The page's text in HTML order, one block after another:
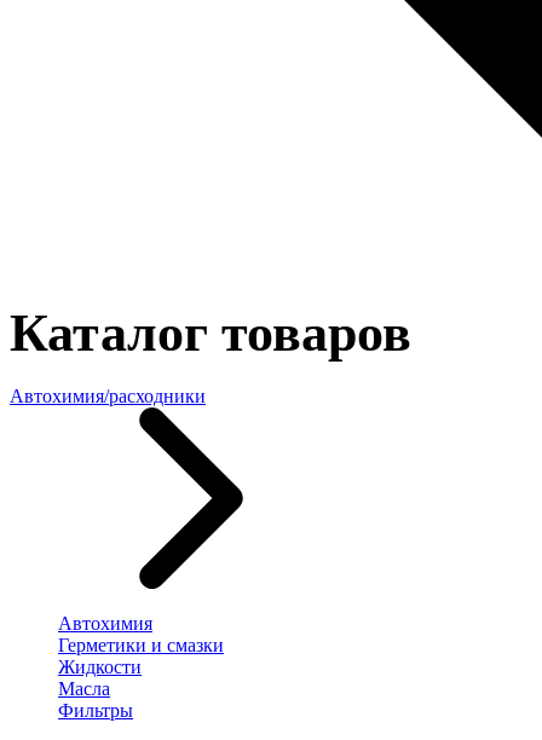
Каталог товаров
Автохимия/расходники
Автохимия
Герметики и смазки
Жидкости
Масла
Фильтры